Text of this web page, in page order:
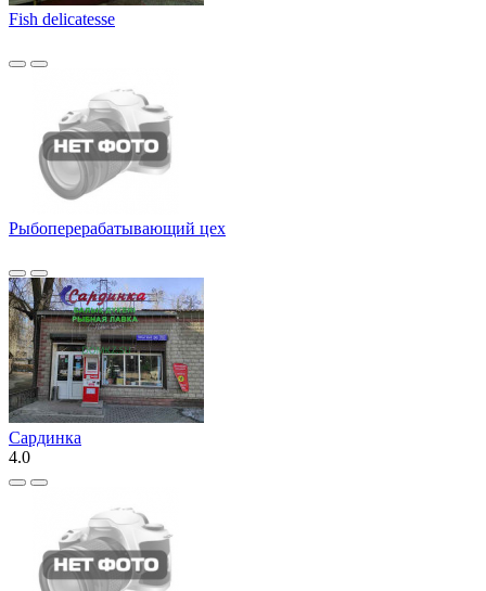
Fish delicatesse
Рыбоперерабатывающий цех
Сардинка
4.0